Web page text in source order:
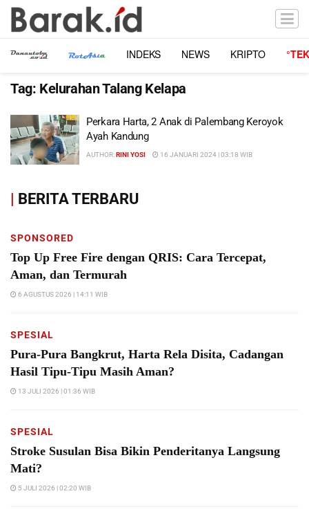
INDEKS NEWS KRIPTO
Tag: Kelurahan Talang Kelapa
Perkara Harta, 2 Anak di Palembang Keroyok
Ayah Kandung
AUTHOR:RINI YOSI 16 JANUARI 2024 | 03:18 WIB
| BERITA TERBARU
SPONSORED
Top Up Free Fire dengan QRIS: Cara Tercepat,
Aman, dan Termurah
6 AGUSTUS 2026 | 14:11 WIB
SPESIAL
Pura-Pura Bangkrut, Harta Rela Disita, Cadangan
Hasil Tipu-Tipu Masih Aman?
13 JULI 2026 | 01:36 WIB
SPESIAL
Stroke Susulan Bisa Bikin Penderitanya Langsung
Mati?
5 JULI 2026 | 02:20 WIB